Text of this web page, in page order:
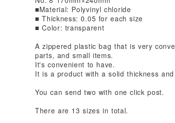
■Material: Polyvinyl chloride
■ Thickness: 0.05 for each size
■ Color: transparent
A zippered plastic bag that is very
parts, and small items.
It's convenient to have.
It is a product with a solid thickness
You can send two with one click post.
There are 13 sizes in total.